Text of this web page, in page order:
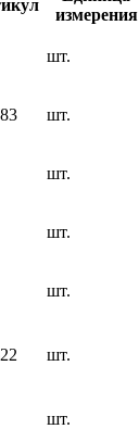
измерения
шт.
шт.
шт.
шт.
шт.
шт.
шт.